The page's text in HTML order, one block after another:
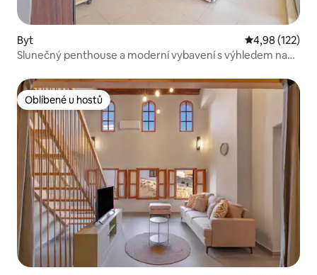
Byt Průměrné
4,98 (122)
Slunečný penthouse a moderní vybavení s výhledem na
Oblíbené u hostů
Oblíbené u hostů